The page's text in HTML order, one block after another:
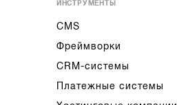
ИНСТРУМЕНТЫ
CMS
Фреймворки
CRM-системы
Платежные системы